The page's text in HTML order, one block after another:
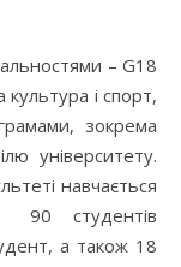
– G18
і спорт,
зокрема
університету.
навчається
90 студентів
а також 18